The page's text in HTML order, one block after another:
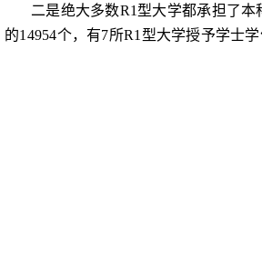
二是绝大多数R1 型大学都承担了本
的14954个，有7所R1 型大学授予学士